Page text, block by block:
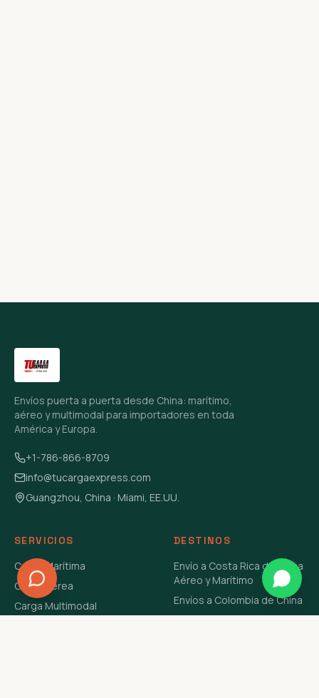
Envíos puerta a puerta desde China: marítimo,
aéreo y multimodal para importadores en toda
América y Europa.
+1-786-866-8709
info@tucargaexpress.com
Guangzhou, China · Miami, EE.UU.
SERVICIOS
Carga Marítima
Carga Aérea
Carga Multimodal
DESTINOS
Envío a Costa Rica de China
Aéreo y Marítimo
Envíos a Colombia de China